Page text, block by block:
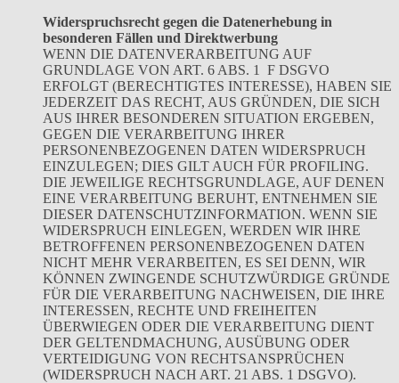
Widerspruchsrecht gegen die Datenerhebung in
besonderen Fällen und Direktwerbung
WENN DIE DATENVERARBEITUNG AUF
GRUNDLAGE VON ART. 6 ABS. 1 F DSGVO
ERFOLGT (BERECHTIGTES INTERESSE), HABEN SIE
JEDERZEIT DAS RECHT, AUS GRÜNDEN, DIE SICH
AUS IHRER BESONDEREN SITUATION ERGEBEN,
GEGEN DIE VERARBEITUNG IHRER
PERSONENBEZOGENEN DATEN WIDERSPRUCH
EINZULEGEN; DIES GILT AUCH FÜR PROFILING.
DIE JEWEILIGE RECHTSGRUNDLAGE, AUF DENEN
EINE VERARBEITUNG BERUHT, ENTNEHMEN SIE
DIESER DATENSCHUTZINFORMATION. WENN SIE
WIDERSPRUCH EINLEGEN, WERDEN WIR IHRE
BETROFFENEN PERSONENBEZOGENEN DATEN
NICHT MEHR VERARBEITEN, ES SEI DENN, WIR
KÖNNEN ZWINGENDE SCHUTZWÜRDIGE GRÜNDE
FÜR DIE VERARBEITUNG NACHWEISEN, DIE IHRE
INTERESSEN, RECHTE UND FREIHEITEN
ÜBERWIEGEN ODER DIE VERARBEITUNG DIENT
DER GELTENDMACHUNG, AUSÜBUNG ODER
VERTEIDIGUNG VON RECHTSANSPRÜCHEN
(WIDERSPRUCH NACH ART. 21 ABS. 1 DSGVO).